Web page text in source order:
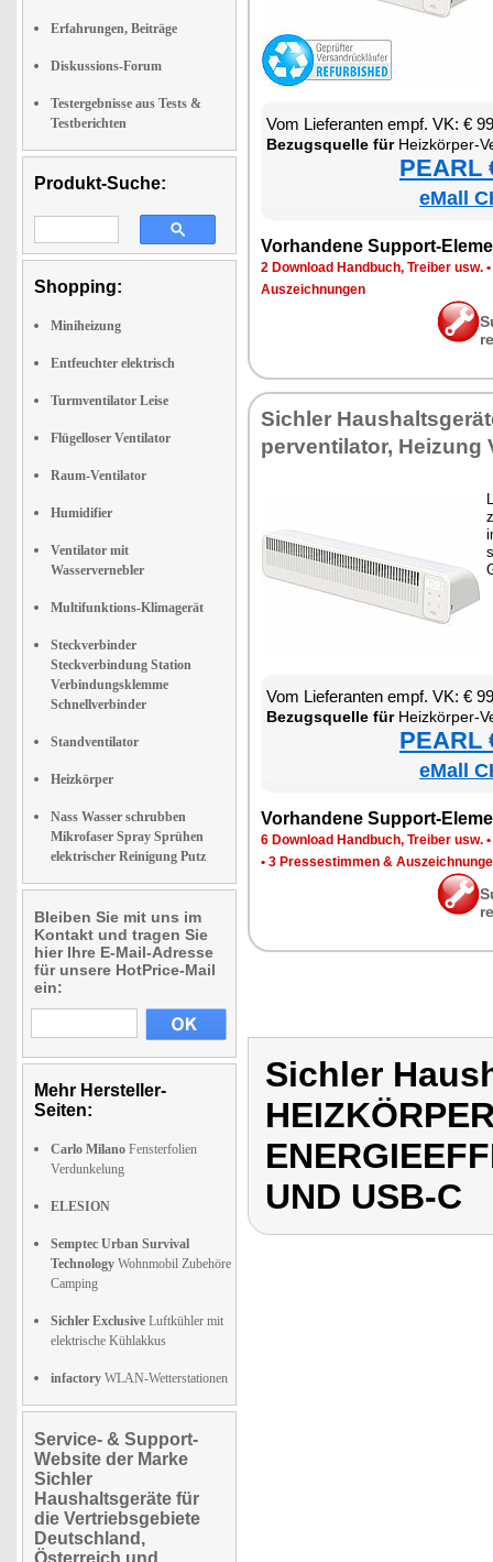
Erfahrungen, Beiträge
Diskussions-Forum
Testergebnisse aus Tests &
Testberichten
Produkt-Suche:
Shopping:
Miniheizung
Entfeuchter elektrisch
Turmventilator Leise
Flügelloser Ventilator
Raum-Ventilator
Humidifier
Ventilator mit
Wasservernebler
Multifunktions-Klimagerät
Steckverbinder
Steckverbindung Station
Verbindungsklemme
Schnellverbinder
Standventilator
Heizkörper
Nass Wasser schrubben
Mikrofaser Spray Sprühen
elektrischer Reinigung Putz
Bleiben Sie mit uns im
Kontakt und tragen Sie
hier Ihre E-Mail-Adresse
für unsere HotPrice-Mail
ein:
Mehr Hersteller-
Seiten:
Carlo Milano Fensterfolien
Verdunkelung
ELESION
Semptec Urban Survival
Technology Wohnmobil Zubehöre
Camping
Sichler Exclusive Luftkühler mit
elektrische Kühlakkus
infactory WLAN-Wetterstationen
Service- & Support-
Website der Marke
Sichler
Haushaltsgeräte für
die Vertriebsgebiete
Deutschland,
Österreich und
Vom Lie­fe­ran­ten empf. VK: €
Be­zugs­quel­le fürHeiz­kör­per-Ven­ti­la­tor zum
PEARL
eMall
Vor­han­de­ne Sup­port-
2 Down­load Hand­buch, Trei­ber usw. •
Aus­zeich­nun­gen
Sich­ler
per­ven­ti­la­tor, Hei­zung
Vom Lie­fe­ran­ten empf. VK: €
Be­zugs­quel­le fürHeiz­kör­per-Ven­ti­la­tor zum
PEARL
eMall
Vor­han­de­ne Sup­port-
6 Down­load Hand­buch, Trei­ber usw. •
• 3 Pres­se­stim­men &
Sichler
UND USB-C